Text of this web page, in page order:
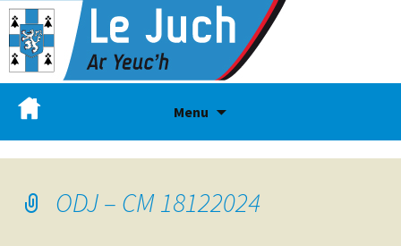
Menu
ODJ – CM 18122024